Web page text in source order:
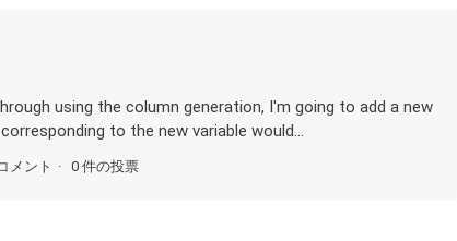
using the column generation, I'm going to add a new
to the new variable would...
メント 0 件の投票